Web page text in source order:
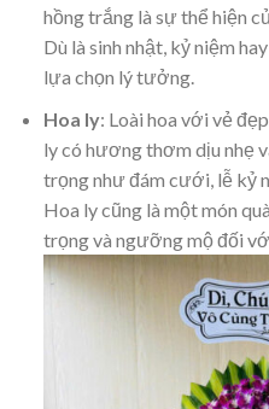
hồng trắng là sự thể hiện
Dù là sinh nhật, kỷ niệm
lựa chọn lý tưởng.
Hoa ly: Loài hoa với vẻ
ly có hương thơm dịu nhẹ
trọng như đám cưới, lễ kỷ
Hoa ly cũng là một món
trọng và ngưỡng mộ đối